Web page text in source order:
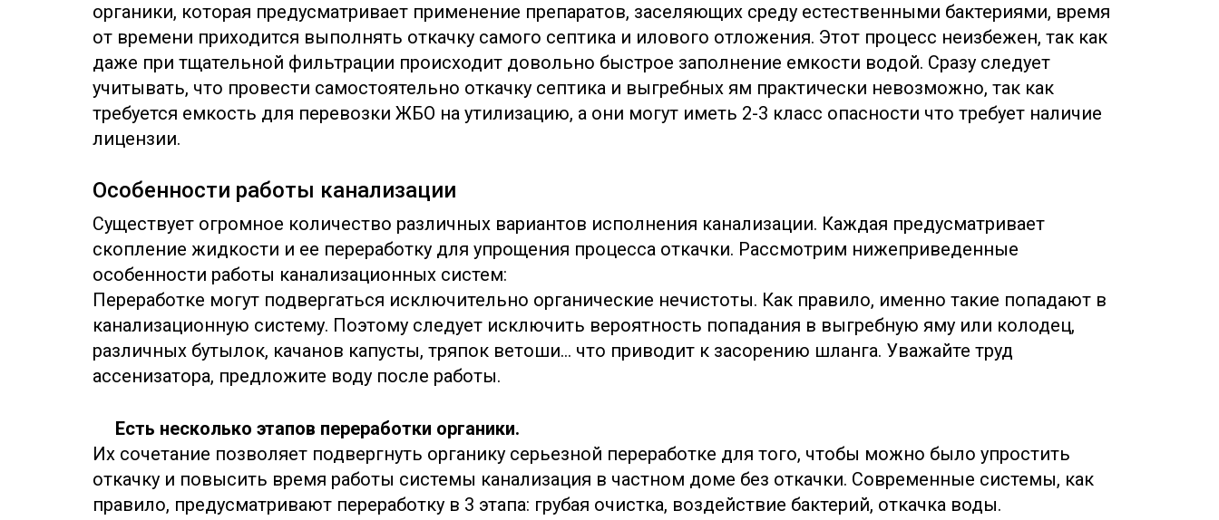
органики, которая предусматривает применение препаратов, заселяющих среду естественными бактериями, время
от времени приходится выполнять откачку самого септика и илового отложения. Этот процесс неизбежен, так как
даже при тщательной фильтрации происходит довольно быстрое заполнение емкости водой. Сразу следует
учитывать, что провести самостоятельно откачку септика и выгребных ям практически невозможно, так как
требуется емкость для перевозки ЖБО на утилизацию, а они могут иметь 2-3 класс опасности что требует наличие
лицензии.
Особенности работы канализации
Существует огромное количество различных вариантов исполнения канализации. Каждая предусматривает
скопление жидкости и ее переработку для упрощения процесса откачки. Рассмотрим нижеприведенные
особенности работы канализационных систем:
Переработке могут подвергаться исключительно органические нечистоты. Как правило, именно такие попадают в
канализационную систему. Поэтому следует исключить вероятность попадания в выгребную яму или колодец,
различных бутылок, качанов капусты, тряпок ветоши… что приводит к засорению шланга. Уважайте труд
ассенизатора, предложите воду после работы.
Есть несколько этапов переработки органики.
Их сочетание позволяет подвергнуть органику серьезной переработке для того, чтобы можно было упростить
откачку и повысить время работы системы канализация в частном доме без откачки. Современные системы, как
правило, предусматривают переработку в 3 этапа: грубая очистка, воздействие бактерий, откачка воды.